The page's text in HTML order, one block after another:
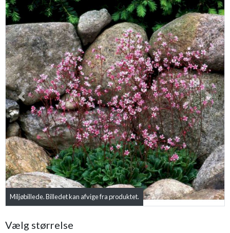
Miljøbillede. Billedet kan afvige fra produktet.
Previous Next
Vælg størrelse